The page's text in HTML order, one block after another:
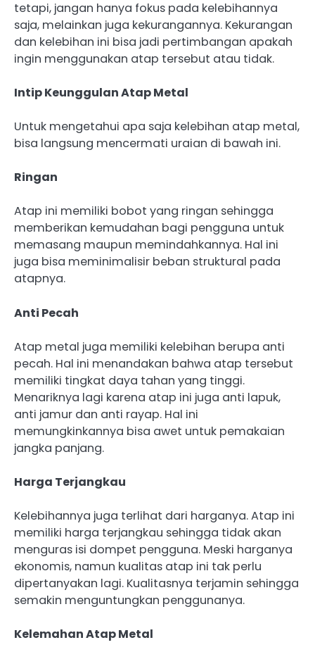
tetapi, jangan hanya fokus pada kelebihannya
saja, melainkan juga kekurangannya. Kekurangan
dan kelebihan ini bisa jadi pertimbangan apakah
ingin menggunakan atap tersebut atau tidak.
Intip Keunggulan Atap Metal
Untuk mengetahui apa saja kelebihan atap metal,
bisa langsung mencermati uraian di bawah ini.
Ringan
Atap ini memiliki bobot yang ringan sehingga
memberikan kemudahan bagi pengguna untuk
memasang maupun memindahkannya. Hal ini
juga bisa meminimalisir beban struktural pada
atapnya.
Anti Pecah
Atap metal juga memiliki kelebihan berupa anti
pecah. Hal ini menandakan bahwa atap tersebut
memiliki tingkat daya tahan yang tinggi.
Menariknya lagi karena atap ini juga anti lapuk,
anti jamur dan anti rayap. Hal ini
memungkinkannya bisa awet untuk pemakaian
jangka panjang.
Harga Terjangkau
Kelebihannya juga terlihat dari harganya. Atap ini
memiliki harga terjangkau sehingga tidak akan
menguras isi dompet pengguna. Meski harganya
ekonomis, namun kualitas atap ini tak perlu
dipertanyakan lagi. Kualitasnya terjamin sehingga
semakin menguntungkan penggunanya.
Kelemahan Atap Metal